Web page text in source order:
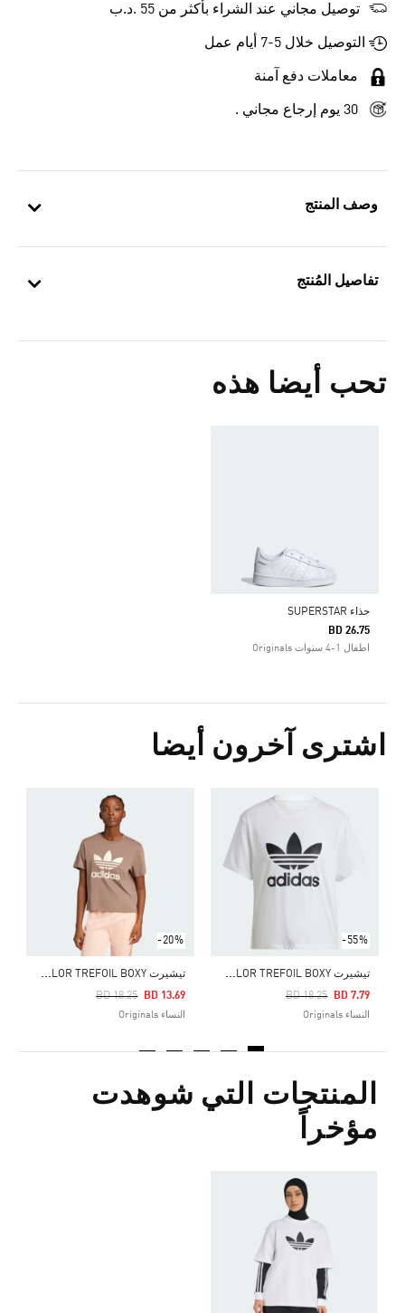
وصف المنتج
تفاصيل المُنتج
تحب أيضا هذه
حذاء SUPERSTAR
BD 26.75
اطفال 1-4 سنوات Originals
اشترى آخرون أيضا
-55%
ت
يشيرت ADICOLOR TREFOIL BOXY
Price Reduced From
BD 18.25
To BD 7.79
النساء Originals
-20%
ت
يشيرت ADICOLOR TREFOIL BOXY
Price Reduced From
BD 18.25
To BD 13.69
النساء Originals
Price Reduced From
المنتجات التي شوهدت
مؤخراً
توصيل مجاني عند الشراء بأكثر من 55 .د.ب‎
التوصيل خلال 5-7 أيام عمل
معاملات دفع آمنة